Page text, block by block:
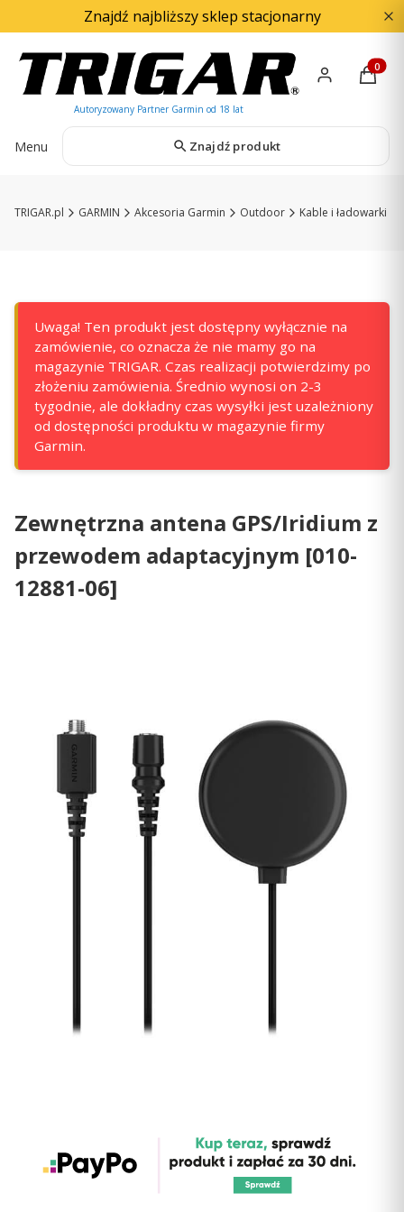
Znajdź najbliższy sklep stacjonarny
Menu Znajdź produkt
TRIGAR.pl GARMIN Akcesoria Garmin Outdoor Kable i ładowarki
Uwaga! Ten produkt jest dostępny wyłącznie na
zamówienie, co oznacza że nie mamy go na
magazynie TRIGAR. Czas realizacji potwierdzimy po
złożeniu zamówienia. Średnio wynosi on 2-3
tygodnie, ale dokładny czas wysyłki jest uzależniony
od dostępności produktu w magazynie firmy
Garmin.
Zewnętrzna antena GPS/Iridium z
przewodem adaptacyjnym [010-
12881-06]